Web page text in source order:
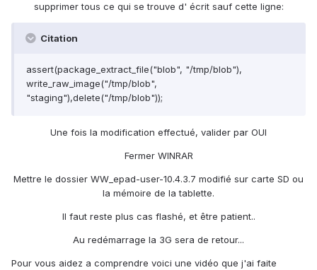
supprimer tous ce qui se trouve d' écrit sauf cette ligne:
Citation
assert(package_extract_file("blob", "/tmp/blob"),
write_raw_image("/tmp/blob",
"staging"),delete("/tmp/blob"));
Une fois la modification effectué, valider par OUI
Fermer WINRAR
Mettre le dossier WW_epad-user-10.4.3.7 modifié sur carte SD ou
la mémoire de la tablette.
Il faut reste plus cas flashé, et être patient..
Au redémarrage la 3G sera de retour...
Pour vous aidez a comprendre voici une vidéo que j'ai faite